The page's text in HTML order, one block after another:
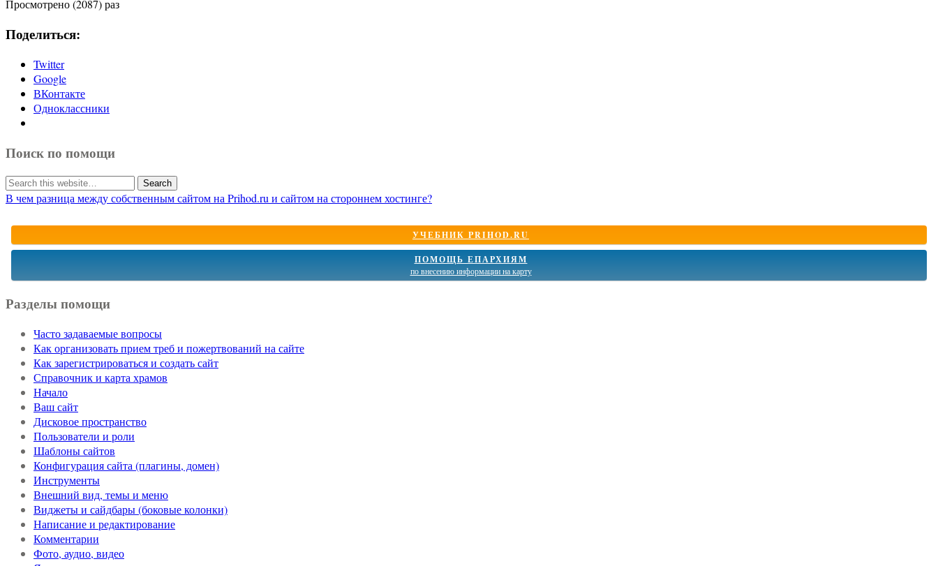
Просмотрено (2087) раз
Поделиться:
Twitter
Google
ВКонтакте
Одноклассники
Поиск по помощи
В чем разница между собственным сайтом на Prihod.ru и сайтом на стороннем хостинге?
УЧЕБНИК PRIHOD.RU
ПОМОЩЬ ЕПАРХИЯМ
по внесению информации на карту
Разделы помощи
Часто задаваемые вопросы
Как организовать прием треб и пожертвований на сайте
Как зарегистрироваться и создать сайт
Справочник и карта храмов
Начало
Ваш сайт
Дисковое пространство
Пользователи и роли
Шаблоны сайтов
Конфигурация сайта (плагины, домен)
Инструменты
Внешний вид, темы и меню
Виджеты и сайдбары (боковые колонки)
Написание и редактирование
Комментарии
Фото, аудио, видео